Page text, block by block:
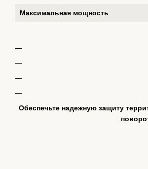
Максимальная мощность
Обеспечьте надежную защиту